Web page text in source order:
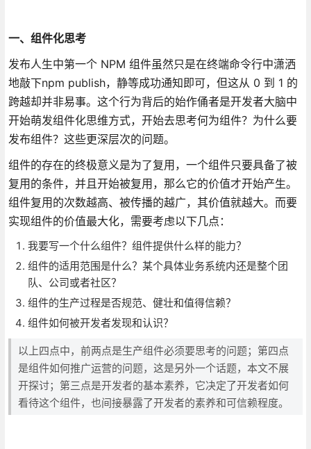
一、组件化思考
发布人生中第一个 NPM 组件虽然只是在终端命令行中潇洒
地敲下npm publish，静等成功通知即可，但这从 0 到 1 的
跨越却并非易事。这个行为背后的始作俑者是开发者大脑中
开始萌发组件化思维方式，开始去思考何为组件？为什么要
发布组件？这些更深层次的问题。
组件的存在的终极意义是为了复用，一个组件只要具备了被
复用的条件，并且开始被复用，那么它的价值才开始产生。
组件复用的次数越高、被传播的越广，其价值就越大。而要
实现组件的价值最大化，需要考虑以下几点：
我要写一个什么组件？组件提供什么样的能力？
组件的适用范围是什么？某个具体业务系统内还是整个团
队、公司或者社区？
组件的生产过程是否规范、健壮和值得信赖？
组件如何被开发者发现和认识？
以上四点中，前两点是生产组件必须要思考的问题；第四点
是组件如何推广运营的问题，这是另外一个话题，本文不展
开探讨；第三点是开发者的基本素养，它决定了开发者如何
看待这个组件，也间接暴露了开发者的素养和可信赖程度。